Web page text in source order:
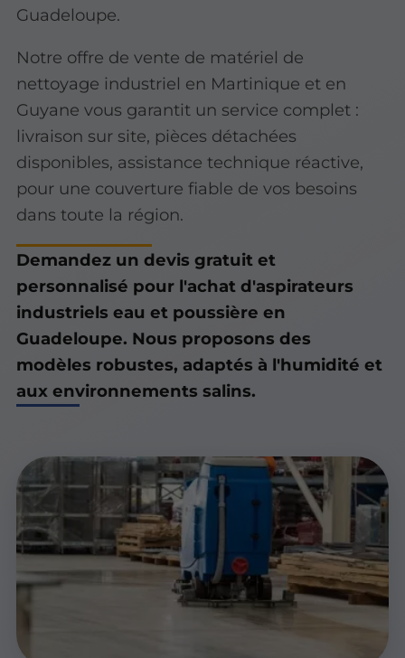
Guadeloupe.
Notre offre de vente de matériel de
nettoyage industriel en Martinique et en
Guyane vous garantit un service complet :
livraison sur site, pièces détachées
disponibles, assistance technique réactive,
pour une couverture fiable de vos besoins
dans toute la région.
Demandez un devis gratuit et
personnalisé pour l'achat d'aspirateurs
industriels eau et poussière en
Guadeloupe. Nous proposons des
modèles robustes, adaptés à l'humidité et
aux environnements salins.